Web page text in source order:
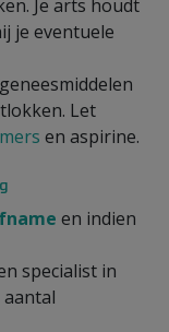
Je arts houdt
je eventuele
Let
en aspirine.
en indien
specialist in
aantal